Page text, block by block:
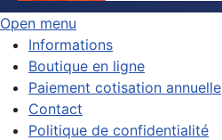
Open menu
Informations
Boutique en ligne
Paiement cotisation annuelle
Contact
Politique de confidentialité